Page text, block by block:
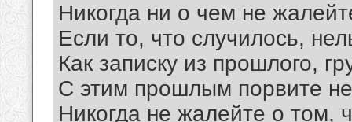
Никогда ни о чем не
Если то, что случилось,
Как записку из прошлого,
С этим прошлым порвите
Никогда не жалейте о том,